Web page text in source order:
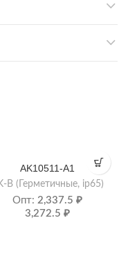
AK10511-A1
B (Герметичные, ip65)
3,272.5 ₽
Опт: 2,337.5 ₽